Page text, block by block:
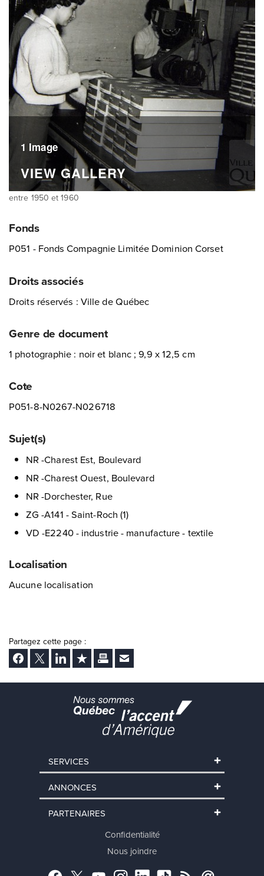
1 Image
VIEW GALLERY
entre 1950 et 1960
Fonds
P051 - Fonds Compagnie Limitée Dominion Corset
Droits associés
Droits réservés : Ville de Québec
Genre de document
1 photographie : noir et blanc ; 9,9 x 12,5 cm
Cote
P051-8-N0267-N026718
Sujet(s)
NR -Charest Est, Boulevard
NR -Charest Ouest, Boulevard
NR -Dorchester, Rue
ZG -A141 - Saint-Roch (1)
VD -E2240 - industrie - manufacture - textile
Localisation
Aucune localisation
Partagez cette page :
Facebook
Twitter LinkedInAjouter aux favoris
ImprimerEnvoyer Ã un ami
SERVICES
ANNONCES
PARTENAIRES
Confidentialité
Nous joindre
Facebook
TwitterYouTubeInstagram
LinkedInTikTokRSS Abonnement